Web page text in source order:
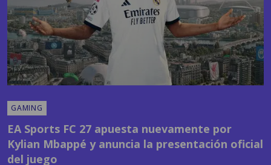
GAMING
Kylian Mbappé y anuncia la presentación oficial
del juego
PORSANDY SANDOVAL 09:24 AM, JUL 22